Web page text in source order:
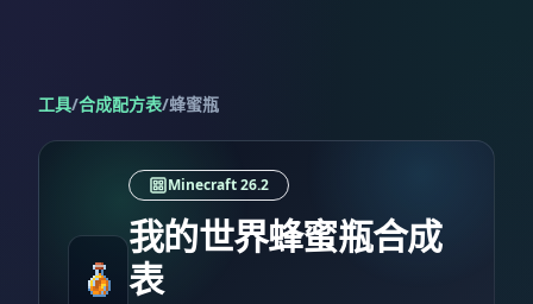
工具/合成配方表/蜂蜜瓶
Minecraft 26.2
我的世界蜂蜜瓶合成
表